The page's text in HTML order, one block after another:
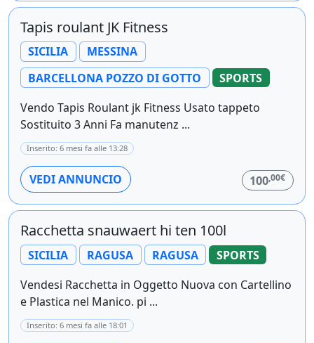
Tapis roulant JK Fitness
SICILIA
MESSINA
BARCELLONA POZZO DI GOTTO
SPORTS
Vendo Tapis Roulant jk Fitness Usato tappeto
Sostituito 3 Anni Fa manutenz ...
Inserito: 6 mesi fa alle 13:28
VEDI ANNUNCIO 100,00€
Racchetta snauwaert hi ten 100l
SICILIA RAGUSA RAGUSA
SPORTS
Vendesi Racchetta in Oggetto Nuova con Cartellino
e Plastica nel Manico. pi ...
Inserito: 6 mesi fa alle 18:01